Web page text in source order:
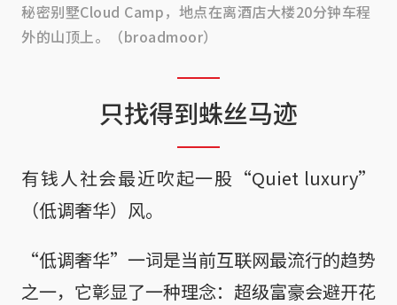
秘密别墅Cloud Camp，地点在离酒店大楼20分钟车程
外的山顶上。（broadmoor）
只找得到蛛丝马迹
有钱人社会最近吹起一股“Quiet luxury”
（低调奢华）风。
“低调奢华”一词是当前互联网最流行的趋势
之一，它彰显了一种理念：超级富豪会避开花